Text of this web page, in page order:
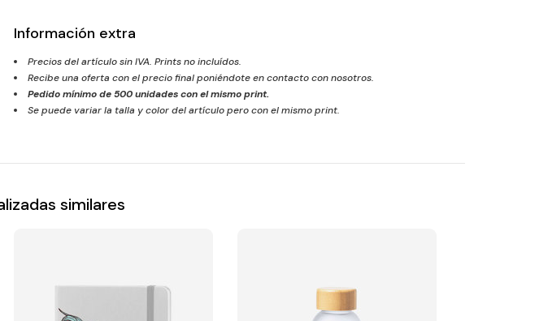
Información extra
Precios del artículo sin IVA. Prints no incluídos.
Recibe una oferta con el precio final poniéndote en contacto con nosotros.
Pedido mínimo de500unidades con el mismo print.
Se puede variar la talla y color del artículo pero con el mismo print.
similares